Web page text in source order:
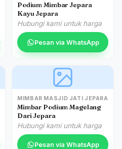
Podium Mimbar Jepara
Kayu Jepara
Hubungi kami untuk harga
Pesan via WhatsApp
MIMBAR MASJID JATI JEPARA
Mimbar Podium Magelang
Dari Jepara
Hubungi kami untuk harga
Pesan via WhatsApp